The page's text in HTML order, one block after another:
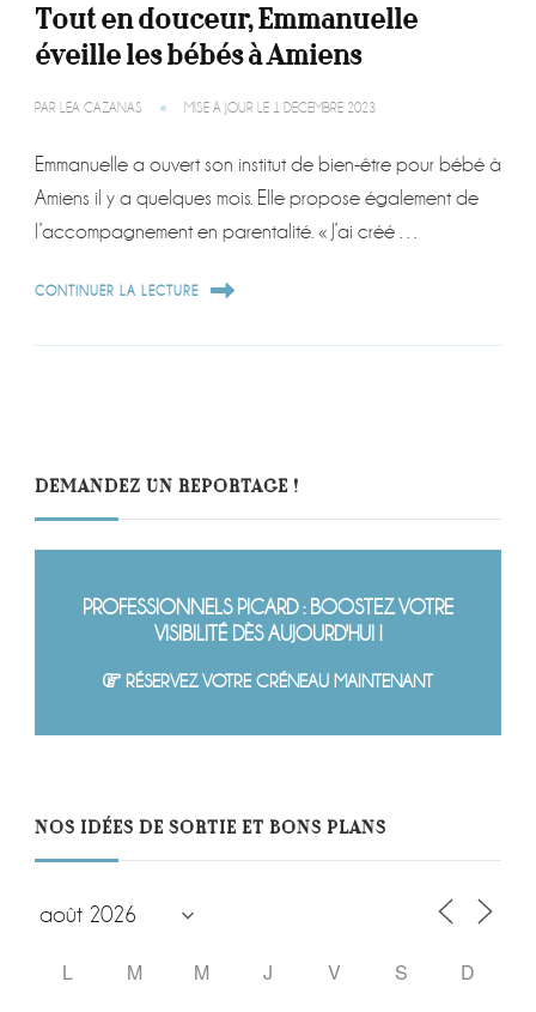
Tout en douceur, Emmanuelle
éveille les bébés à Amiens
PAR LÉA CAZANAS MISE À JOUR LE 1 DÉCEMBRE 2023
Emmanuelle a ouvert son institut de bien-être pour bébé à
Amiens il y a quelques mois. Elle propose également de
l’accompagnement en parentalité. « J’ai créé …
CONTINUER LA LECTURE
DEMANDEZ UN REPORTAGE !
PROFESSIONNELS PICARD : BOOSTEZ VOTRE
VISIBILITÉ DÈS AUJOURD'HUI !
RÉSERVEZ VOTRE CRÉNEAU MAINTENANT
NOS IDÉES DE SORTIE ET BONS PLANS
L M M J V S
D